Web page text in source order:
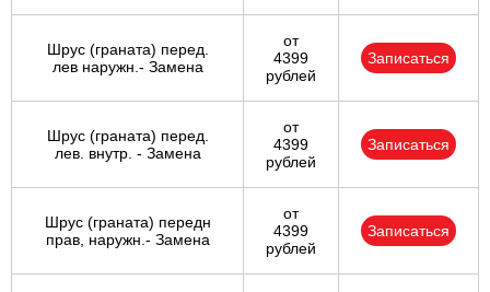
Шрус (граната) перед.
лев наружн.- Замена
от
4399
рублей
Записаться
Шрус (граната) перед.
лев. внутр. - Замена
от
4399
рублей
Записаться
Шрус (граната) передн
прав, наружн.- Замена
от
4399
рублей
Записаться